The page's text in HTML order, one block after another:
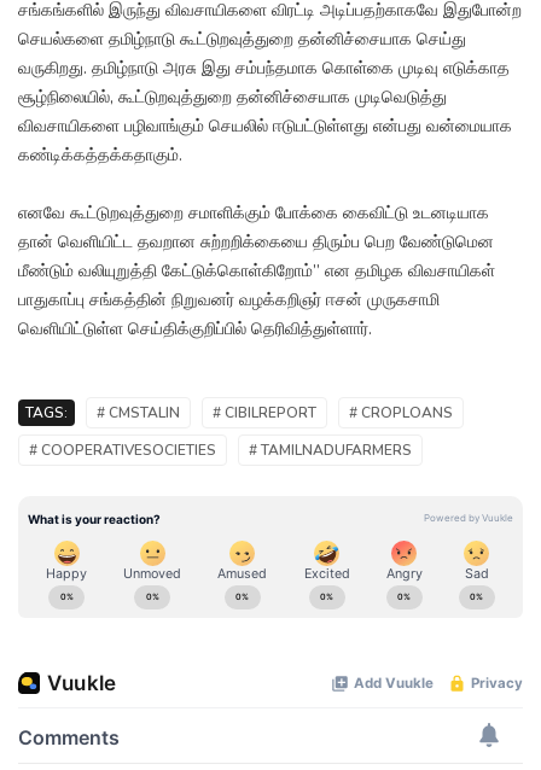
சங்கங்களில் இருந்து விவசாயிகளை விரட்டி அடிப்பதற்காகவே இதுபோன்ற
செயல்களை தமிழ்நாடு கூட்டுறவுத்துறை தன்னிச்சையாக செய்து
வருகிறது. தமிழ்நாடு அரசு இது சம்பந்தமாக கொள்கை முடிவு எடுக்காத
சூழ்நிலையில், கூட்டுறவுத்துறை தன்னிச்சையாக முடிவெடுத்து
விவசாயிகளை பழிவாங்கும் செயலில் ஈடுபட்டுள்ளது என்பது வன்மையாக
கண்டிக்கத்தக்கதாகும்.
எனவே கூட்டுறவுத்துறை சமாளிக்கும் போக்கை கைவிட்டு உடனடியாக
தான் வெளியிட்ட தவறான சுற்றறிக்கையை திரும்ப பெற வேண்டுமென
மீண்டும் வலியுறுத்தி கேட்டுக்கொள்கிறோம்” என தமிழக விவசாயிகள்
பாதுகாப்பு சங்கத்தின் நிறுவனர் வழக்கறிஞர் ஈசன் முருகசாமி
வெளியிட்டுள்ள செய்திக்குறிப்பில் தெரிவித்துள்ளார்.
TAGS: # CMSTALIN # CIBILREPORT
# CROPLOANS
# COOPERATIVESOCIETIES
# TAMILNADUFARMERS